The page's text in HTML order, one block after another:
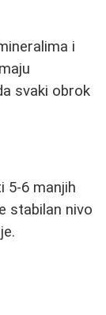
i
svaki obrok
5-6 manjih
stabilan nivo